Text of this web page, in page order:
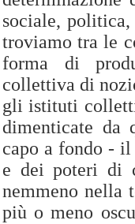
sociale,
troviamo tra le
forma di
collettiva di
gli istituti
dimenticate da
capo a fondo -
e dei poteri di
nemmeno nella
più o meno